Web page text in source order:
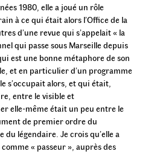
1980, elle a joué un rôle
à ce qui était alors l’Office de la
d’une revue qui s’appelait « la
qui passe sous Marseille depuis
est une bonne métaphore de son
et en particulier d’un programme
s’occupait alors, et qui était,
entre le visible et
elle-même était un peu entre le
de premier ordre du
légendaire. Je crois qu’elle a
« passeur », auprès des